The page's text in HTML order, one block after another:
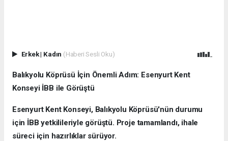
Erkek| Kadın (Haberi Sesli Oku)
Balıkyolu Köprüsü İçin Önemli Adım: Esenyurt Kent
Konseyi İBB ile Görüştü
Esenyurt Kent Konseyi, Balıkyolu Köprüsü'nün durumu
için İBB yetkilileriyle görüştü. Proje tamamlandı, ihale
süreci için hazırlıklar sürüyor.